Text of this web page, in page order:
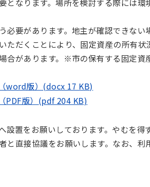
必要があります。地主が確認できない
ただくことにより、固定資産の所有
合があります。※市の保有する固定資
word版）(docx 17 KB)
PDF版）(pdf 204 KB)
設置をお願いしております。やむを得
と直接協議をお願いします。なお、